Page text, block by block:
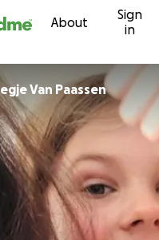
About
Sign
in
Van Paassen